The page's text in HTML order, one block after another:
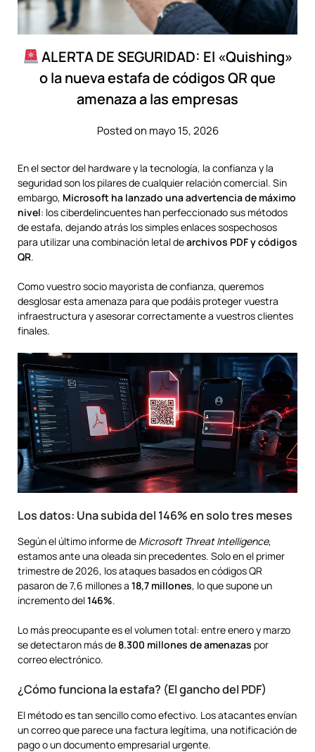
ALERTA DE SEGURIDAD: El «Quishing»
o la nueva estafa de códigos QR que
amenaza a las empresas
Posted on mayo 15, 2026
En el sector del hardware y la tecnología, la confianza y la
seguridad son los pilares de cualquier relación comercial. Sin
embargo, Microsoft ha lanzado una advertencia de máximo
nivel: los ciberdelincuentes han perfeccionado sus métodos
de estafa, dejando atrás los simples enlaces sospechosos
para utilizar una combinación letal dearchivos PDF y códigos
QR.
Como vuestro socio mayorista de confianza, queremos
desglosar esta amenaza para que podáis proteger vuestra
infraestructura y asesorar correctamente a vuestros clientes
finales.
Los datos: Una subida del 146% en solo tres meses
Según el último informe de Microsoft Threat Intelligence,
estamos ante una oleada sin precedentes. Solo en el primer
trimestre de 2026, los ataques basados en códigos QR
pasaron de 7,6 millones a 18,7 millones, lo que supone un
incremento del146%.
Lo más preocupante es el volumen total: entre enero y marzo
se detectaron más de8.300 millones de amenazas por
correo electrónico.
¿Cómo funciona la estafa? (El gancho del PDF)
El método es tan sencillo como efectivo. Los atacantes envían
un correo que parece una factura legítima, una notificación de
pago o un documento empresarial urgente.